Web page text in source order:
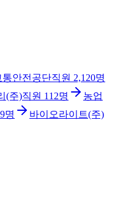
통안전공단직원 2,120명
(주)직원 112명
농업
명
바이오라이트(주)